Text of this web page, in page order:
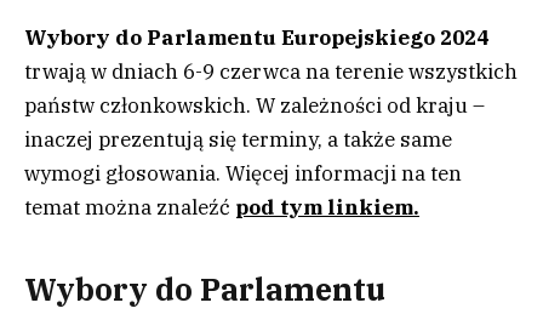
Wybory do Parlamentu Europejskiego 2024
trwają w dniach 6-9 czerwca na terenie wszystkich
państw członkowskich. W zależności od kraju –
inaczej prezentują się terminy, a także same
wymogi głosowania. Więcej informacji na ten
temat można znaleźć pod tym linkiem.
Wybory do Parlamentu